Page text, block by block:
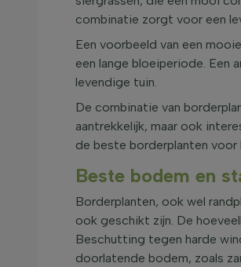
combinatie zorgt voor een
Een voorbeeld van een
een lange bloeiperiode. Een
levendige tuin.
De combinatie van
aantrekkelijk, maar ook
de beste borderplanten voor
Beste bodem en
Borderplanten, ook wel
ook geschikt zijn. De
Beschutting tegen harde
doorlatende bodem, zoals